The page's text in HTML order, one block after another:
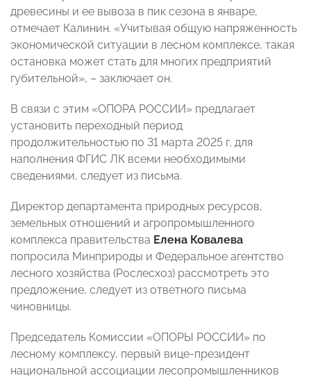
древесины и ее вывоза в пик сезона в январе,
отмечает Калинин. «Учитывая общую напряженность
экономической ситуации в лесном комплексе, такая
остановка может стать для многих предприятий
губительной», – заключает он.
В связи с этим «ОПОРА РОССИИ» предлагает
установить переходный период
продолжительностью по 31 марта 2025 г. для
наполнения ФГИС ЛК всеми необходимыми
сведениями, следует из письма.
Директор департамента природных ресурсов,
земельных отношений и агропромышленного
комплекса правительства Елена Ковалева
попросила Минприроды и Федеральное агентство
лесного хозяйства (Рослесхоз) рассмотреть это
предложение, следует из ответного письма
чиновницы.
Председатель Комиссии «ОПОРЫ РОССИИ» по
лесному комплексу, первый вице-президент
национальной ассоциации лесопромышленников